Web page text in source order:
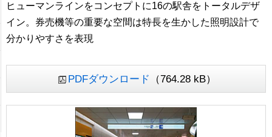
ヒューマンラインをコンセプトに16の駅舎をトータルデザ
イン。券売機等の重要な空間は特長を生かした照明設計で
分かりやすさを表現
PDFダウンロード （764.28 kB）